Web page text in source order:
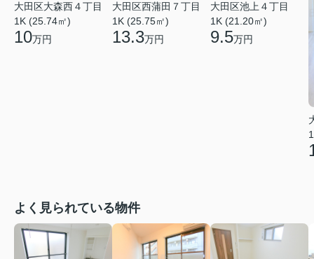
大田区大森西４丁目
1K (25.74㎡)
10万円
大田区西蒲田７丁目
1K (25.75㎡)
13.3万円
大田区池上４丁目
1K (21.20㎡)
9.5万円
よく見られている物件